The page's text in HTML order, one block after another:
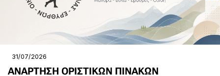
31/07/2026
ΑΝΑΡΤΗΣΗ ΟΡΙΣΤΙΚΩΝ ΠΙΝΑΚΩΝ